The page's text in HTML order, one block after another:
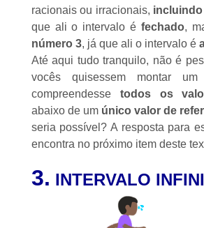
racionaisou irracionais,
que ali o intervalo é fechado,
número 3, já que ali o intervalo é
Até aqui tudo tranquilo, não é
vocês quisessem montar
compreendesse todos os
abaixo de um único valor de
seria possível? A resposta para
encontra no próximo item deste
3. INTERVALO